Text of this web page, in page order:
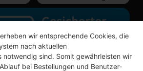
wir entsprechende Cookies, die
nach aktuellen
notwendig sind. Somit gewährleisten wir
bei Bestellungen und Benutzer-